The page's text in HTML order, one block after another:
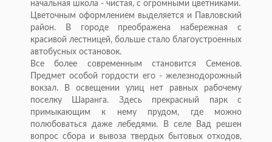
начальная школа - чистая, с огромными цветниками.
Цветочным оформлением выделяется и Павловский
район. В городе преображена набережная с
красивой лестницей, больше стало благоустроенных
автобусных остановок.
Все более современным становится Семенов.
Предмет особой гордости его - железнодорожный
вокзал. В освещении улиц нет равных рабочему
поселку Шаранга. Здесь прекрасный парк с
примыкающим к нему прудом, где можно
полюбоваться даже лебедями. В селе Вад решен
вопрос сбора и вывоза твердых бытовых отходов,